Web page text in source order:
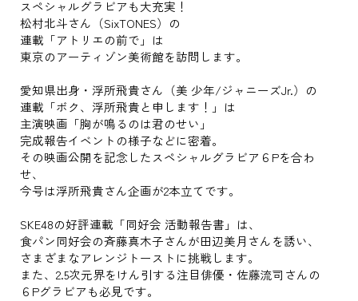
スペシャルグラビアも大充実！
松村北斗さん（SixTONES）の
連載「アトリエの前で」は
東京のアーティゾン美術館を訪問します。
愛知県出身・浮所飛貴さん（美 少年/ジャニーズJr.）の
連載「ボク、浮所飛貴と申します！」は
主演映画「胸が鳴るのは君のせい」
完成報告イベントの様子などに密着。
その映画公開を記念したスペシャルグラビア６Pを合わ
せ、
今号は浮所飛貴さん企画が2本立てです。
SKE48の好評連載「同好会 活動報告書」は、
食パン同好会の斉藤真木子さんが田辺美月さんを誘い、
さまざまなアレンジトーストに挑戦します。
また、2.5次元界をけん引する注目俳優・佐藤流司さんの
６Pグラビアも必見です。